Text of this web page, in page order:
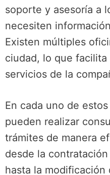
soporte y asesoría a
necesiten
Existen múltiples
ciudad, lo que
servicios de la
En cada uno de
pueden realizar
trámites de manera
desde la
hasta la